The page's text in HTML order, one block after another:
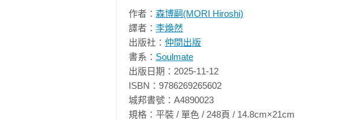
無法立於兩個極端
【第3章】如果「不執著」，就只能在每個當下思考
沒有「執著」就無法生存了嗎？
以客觀的角度看待事物
逃避思考會帶來穩定
年紀越大，越會樂觀以對
即使決定好了，條件也可能改變
作者： 森博嗣(MORI Hiroshi)
譯者： 李煥然
出版社： 仲間出版
書系： Soulmate
出版日期：2025-11-12
ISBN：9786269265602
城邦書號：A4890023
規格：平裝 / 單色 / 248頁 / 14.8cm×21cm